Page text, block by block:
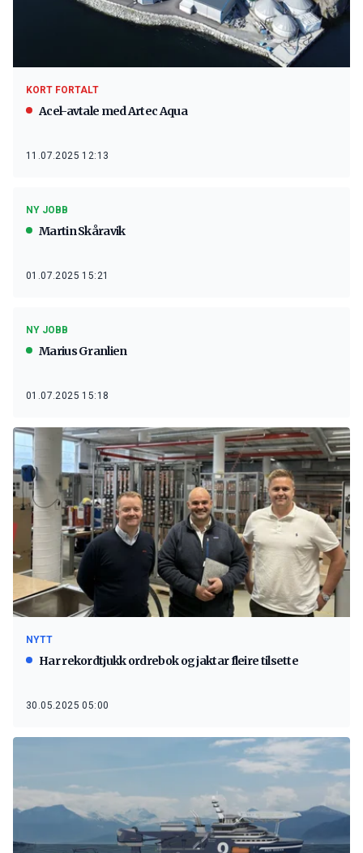
KORT FORTALT
Acel-avtale med Artec Aqua
11.07.2025 12:13
NY JOBB
Martin Skåravik
01.07.2025 15:21
NY JOBB
Marius Granlien
01.07.2025 15:18
NYTT
Har rekordtjukk ordrebok og jaktar fleire tilsette
30.05.2025 05:00